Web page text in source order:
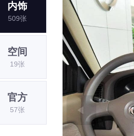
车 日
产 产
内饰
509张
空间
19张
官方
57张